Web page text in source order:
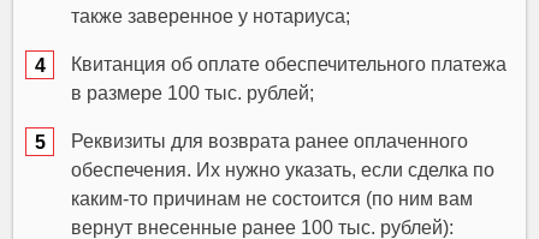
также заверенное у нотариуса;
Квитанция об оплате обеспечительного платежа
в размере 100 тыс. рублей;
Реквизиты для возврата ранее оплаченного
обеспечения. Их нужно указать, если сделка по
каким-то причинам не состоится (по ним вам
вернут внесенные ранее 100 тыс. рублей):